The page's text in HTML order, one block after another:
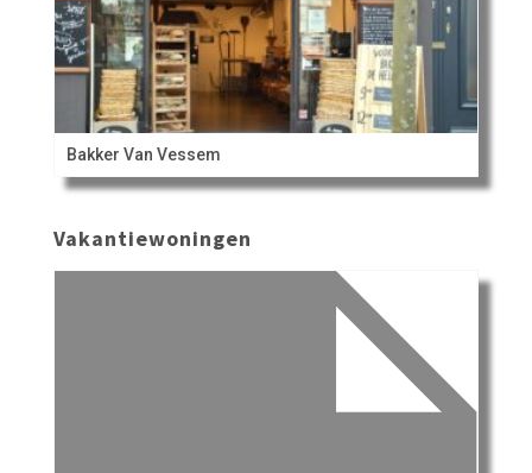
Bakker Van Vessem
Vakantiewoningen